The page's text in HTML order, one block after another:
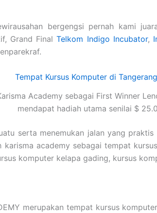
bergengsi pernah kami
Grand FinalTelkom Indigo Incubator,
Academy sebagai First Winner
mendapat hadiah utama senilai $
serta menemukan jalan yang
academy sebagai tempat
komputer kelapa gading, kursus
merupakan tempat kursus